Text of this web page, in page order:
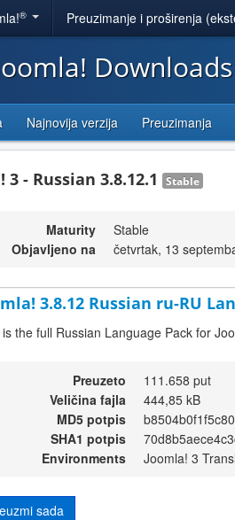
® Preuzimanje i proširenja
Downloads
Najnovija verzija Preuzimanja
3 - Russian 3.8.12.1 Stable
Maturity
Stable
Objavljeno na
četvrtak, 13
3.8.12 Russian ru-RU
the full Russian Language Pack for
Preuzeto
111.658 put
Veličina fajla
444,85 kB
MD5 potpis
SHA1 potpis
Environments
Joomla! 3
sada